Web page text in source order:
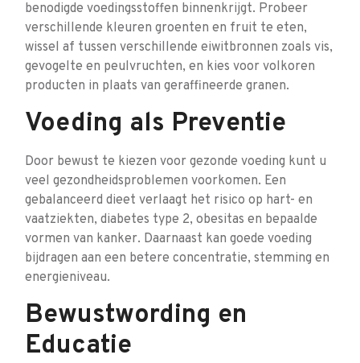
benodigde voedingsstoffen binnenkrijgt. Probeer
verschillende kleuren groenten en fruit te eten,
wissel af tussen verschillende eiwitbronnen zoals vis,
gevogelte en peulvruchten, en kies voor volkoren
producten in plaats van geraffineerde granen.
Voeding als Preventie
Door bewust te kiezen voor gezonde voeding kunt u
veel gezondheidsproblemen voorkomen. Een
gebalanceerd dieet verlaagt het risico op hart- en
vaatziekten, diabetes type 2, obesitas en bepaalde
vormen van kanker. Daarnaast kan goede voeding
bijdragen aan een betere concentratie, stemming en
energieniveau.
Bewustwording en
Educatie